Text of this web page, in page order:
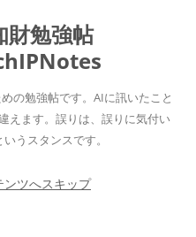
財勉強帖
の勉強帖です。AIに訊いたこと
えます。誤りは、誤りに気付い
うスタンスです。
ンツへスキップ